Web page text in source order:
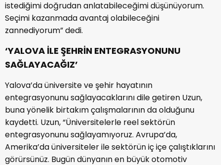
istediğimi doğrudan anlatabileceğimi düşünüyorum.
Seçimi kazanmada avantaj olabileceğini
zannediyorum” dedi.
‘YALOVA İLE ŞEHRİN ENTEGRASYONUNU
SAĞLAYACAĞIZ’
Yalova’da üniversite ve şehir hayatının
entegrasyonunu sağlayacaklarını dile getiren Uzun,
buna yönelik birtakım çalışmalarının da olduğunu
kaydetti. Uzun, “Üniversitelerle reel sektörün
entegrasyonunu sağlayamıyoruz. Avrupa’da,
Amerika’da üniversiteler ile sektörün iç içe çalıştıklarını
görürsünüz. Bugün dünyanın en büyük otomotiv